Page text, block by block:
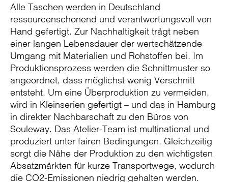
Alle Taschen werden in Deutschland
ressourcenschonend und verantwortungsvoll von
Hand gefertigt. Zur Nachhaltigkeit trägt neben
einer langen Lebensdauer der wertschätzende
Umgang mit Materialien und Rohstoffen bei. Im
Produktionsprozess werden die Schnittmuster so
angeordnet, dass möglichst wenig Verschnitt
entsteht. Um eine Überproduktion zu vermeiden,
wird in Kleinserien gefertigt – und das in Hamburg
in direkter Nachbarschaft zu den Büros von
Souleway. Das Atelier-Team ist multinational und
produziert unter fairen Bedingungen. Gleichzeitig
sorgt die Nähe der Produktion zu den wichtigsten
Absatzmärkten für kurze Transportwege, wodurch
die CO2-Emissionen niedrig gehalten werden.